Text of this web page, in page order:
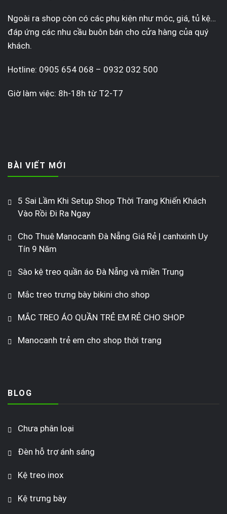
Ngoài ra shop còn có các phụ kiện như móc, giá, tủ kệ…
đáp ứng các nhu cầu buôn bán cho cửa hàng của quý
khách.
Hotline: 0905 654 068 – 0932 032 500
Giờ làm việc: 8h-18h từ T2-T7
BÀI VIẾT MỚI
5 Sai Lầm Khi Setup Shop Thời Trang Khiến Khách
Vào Rồi Đi Ra Ngay
Cho Thuê Manocanh Đà Nẵng Giá Rẻ | canhxinh Uy
Tín 9 Năm
Sào kệ treo quần áo Đà Nẵng và miền Trung
Mắc treo trưng bày bikini cho shop
MẮC TREO ÁO QUẦN TRẺ EM RẺ CHO SHOP
Manocanh trẻ em cho shop thời trang
BLOG
Chưa phân loại
Đèn hỗ trợ ánh sáng
Kệ treo inox
Kệ trưng bày